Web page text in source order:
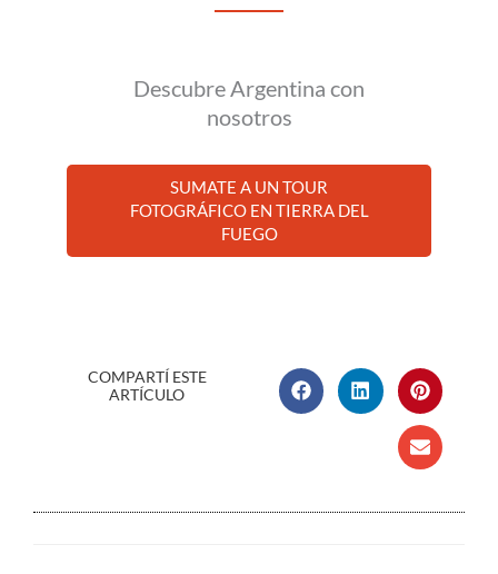
Descubre Argentina con
nosotros
SUMATE A UN TOUR
FOTOGRÁFICO EN TIERRA DEL
FUEGO
COMPARTÍ ESTE
ARTÍCULO